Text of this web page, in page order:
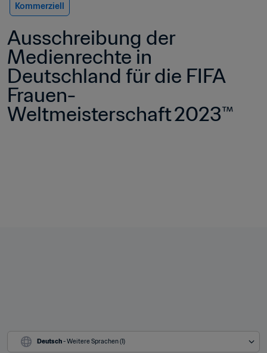
Kommerziell
Ausschreibung der
Medienrechte in
Deutschland für die FIFA
Frauen-
Weltmeisterschaft 2023™
Deutsch - Weitere Sprachen (1)